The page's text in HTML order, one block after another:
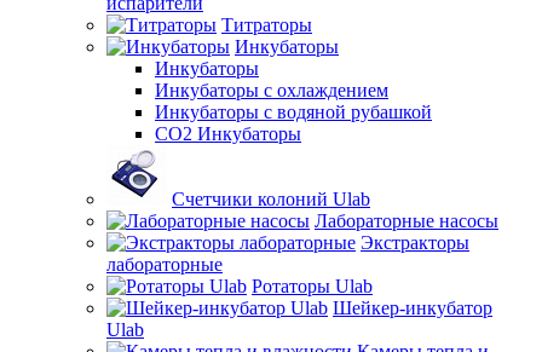
Титраторы
Инкубаторы
Инкубаторы
Инкубаторы с охлаждением
Инкубаторы с водяной рубашкой
CO2 Инкубаторы
Счетчики колоний Ulab
Лабораторные насосы
Экстракторы
лабораторные
Ротаторы Ulab
Шейкер-инкубатор
Ulab